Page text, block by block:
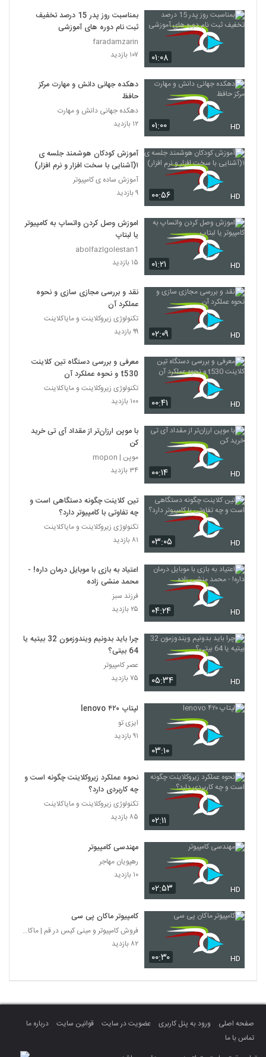
۰۱:۰۸
بمناسبت روز پدر 15 درصد تخفیف
ثبت نام دوره های آموزشی
faradamzarin
۱۰۷ بازدید
۰۱:۰۰ HD
دهکده جهانی دانش و مهارت مرکز
حافظ
دهکده جهانی دانش و مهارت
۱۲ بازدید
۰۰:۵۶ HD
آموزش کودکان هوشمند جلسه ی
۱(آشنایی با سخت افزار و نرم افزار)
آموزش ساده ی کامپیوتر
۹ بازدید
۰۱:۲۱ HD
اموزش وصل کردن واتساپ به کامپیوتر
یا لبتاپ
abolfazlgolestan1
۱۵ بازدید
۰۲:۰۹ HD
نقد و بررسی مجازی سازی و نحوه
عملکرد آن
تکنولوژی زیروکلاینت و مایاکلاینت
۹۹ بازدید
۰۰:۴۱ HD
معرفی و بررسی دستگاه تین کلاینت
t530 و نحوه عملکرد آن
تکنولوژی زیروکلاینت و مایاکلاینت
۱۰۰ بازدید
۰۰:۱۴ HD
با موپن ارزان‌تر از مقداد آی تی خرید
کن
موپن | mopon
۳۴ بازدید
۰۳:۰۵ HD
تین کلاینت چگونه دستگاهی است و
چه تفاوتی با کامپیوتر دارد؟
تکنولوژی زیروکلاینت و مایاکلاینت
۸۱ بازدید
۰۴:۲۴ HD
اعتیاد به بازی با موبایل درمان داره! -
محمد منشی زاده
فرزند سبز
۲۵ بازدید
۰۵:۳۴ HD
چرا باید بدونیم ویندوزمون 32 بیتیه یا
64 بیتی؟
عصر کامپیوتر
۷۵ بازدید
۰۳:۱۰
لپتاپ lenovo ۴۲۰
ایزی تو
۹۱ بازدید
۰۲:۱۱
نحوه عملکرد زیروکلاینت چگونه است و
چه کاربردی دارد؟
تکنولوژی زیروکلاینت و مایاکلاینت
۸۵ بازدید
۰۲:۵۳ HD
مهندسی کامپیوتر
رهپویان مهاجر
۱۰ بازدید
۰۰:۳۰ HD
کامپیوتر ماکان پی سی
فروش کامپیوتر و مینی کیس در قم | ماکان پی سی
۸۲ بازدید
صفحه اصلی ورود به پنل کاربری عضویت در سایت قوانین سایت
درباره ما
تماس با ما